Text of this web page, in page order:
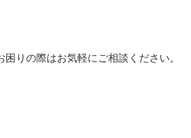
りの際はお気軽にご相談ください。